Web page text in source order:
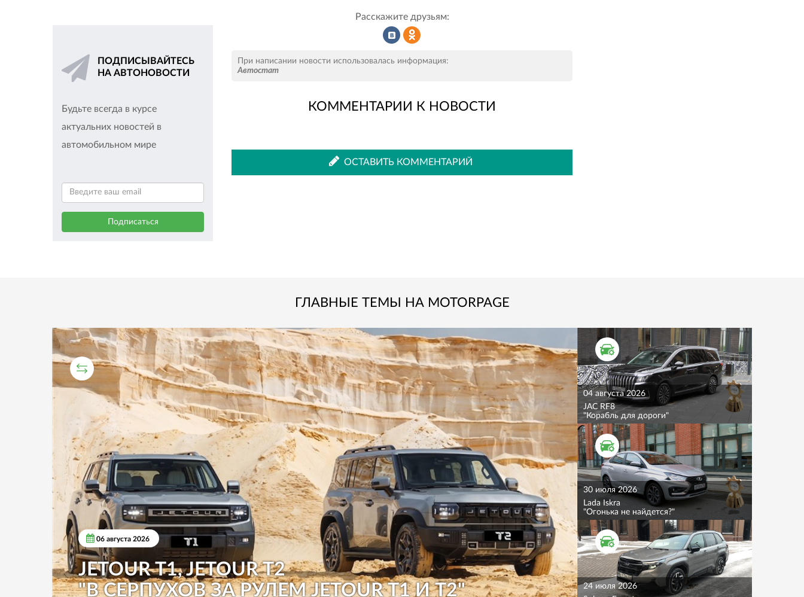
Расскажите друзьям:
во
ВКонтакте
Одноклассниках
При написании новости использовалась информация:
Автостат
КОММЕНТАРИИ К НОВОСТИ
ОСТАВИТЬ КОММЕНТАРИЙ
ПОДПИСЫВАЙТЕСЬ
НА АВТОНОВОСТИ
Будьте всегда в курсе
актуальних новостей в
автомобильном мире
ГЛАВНЫЕ ТЕМЫ НА MOTORPAGE
СРАВНИТЕЛЬНЫЙ ТЕСТ
06 августа 2026
JETOUR T1, JETOUR T2
"В СЕРПУХОВ ЗА РУЛЕМ JETOUR T1 И T2"
ТЕСТ ДРАЙВ
04 августа 2026
JAC RF8
"Корабль для дороги"
ТЕСТ ДРАЙВ
30 июля 2026
Lada Iskra
"Огонька не найдется?"
ТЕСТ ДРАЙВ
24 июля 2026